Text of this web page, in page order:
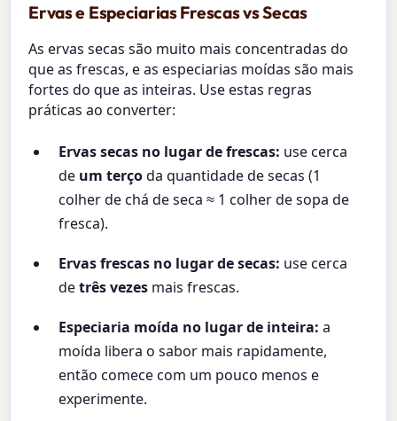
Ervas e Especiarias Frescas vs Secas
As ervas secas são muito mais concentradas do
que as frescas, e as especiarias moídas são mais
fortes do que as inteiras. Use estas regras
práticas ao converter:
Ervas secas no lugar de frescas: use cerca
de um terçoda quantidade de secas (1
colher de chá de seca ≈ 1 colher de sopa de
fresca).
Ervas frescas no lugar de secas: use cerca
detrês vezes mais frescas.
Especiaria moída no lugar de inteira: a
moída libera o sabor mais rapidamente,
então comece com um pouco menos e
experimente.